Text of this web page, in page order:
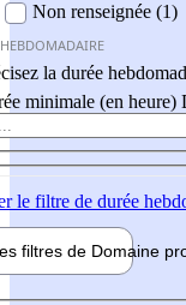
Non renseignée (1)
la durée
minimale (en heure)
le filtre de durée
filtres de Domaine